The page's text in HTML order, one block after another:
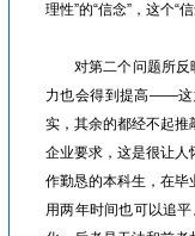
理性”的“信念”，这个“
对第二个问题所反映
力也会得到提高——这
实，其余的都经不起推
企业要求，这是很让人
作勤恳的本科生，在毕
用两年时间也可以追